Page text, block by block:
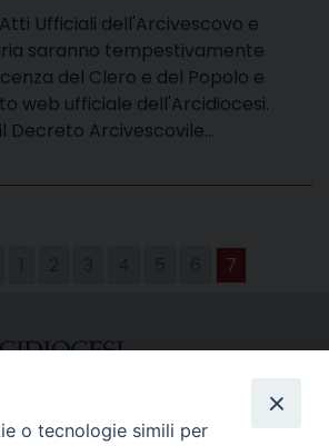
Ufficiali dell'Arcivescovo e
saranno tempestivamente
del Clero e del Popolo e
web ufficiale dell'Arcidiocesi.
Decreto Arcivescovile…
7
o tecnologie simili per